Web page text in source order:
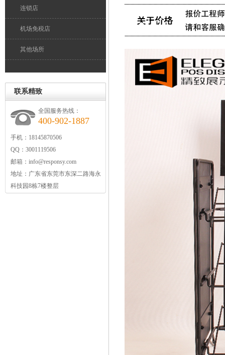
连锁店
机场免税店
其他场所
联系精致
全国服务热线：
400-902-1887
手机：18145870506
QQ：3001119506
邮箱： info@responsy.com
地址： 广东省东莞市东深二路海永
科技园8栋7楼整层